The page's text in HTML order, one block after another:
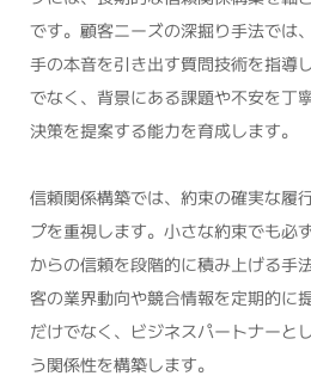
です。顧客ニーズの深掘り手法では
手の本音を引き出す質問技術を指導
でなく、背景にある課題や不安を丁
決策を提案する能力を育成します。
信頼関係構築では、約束の確実な履
プを重視します。小さな約束でも必
からの信頼を段階的に積み上げる手
客の業界動向や競合情報を定期的に
だけでなく、ビジネスパートナーと
う関係性を構築します。